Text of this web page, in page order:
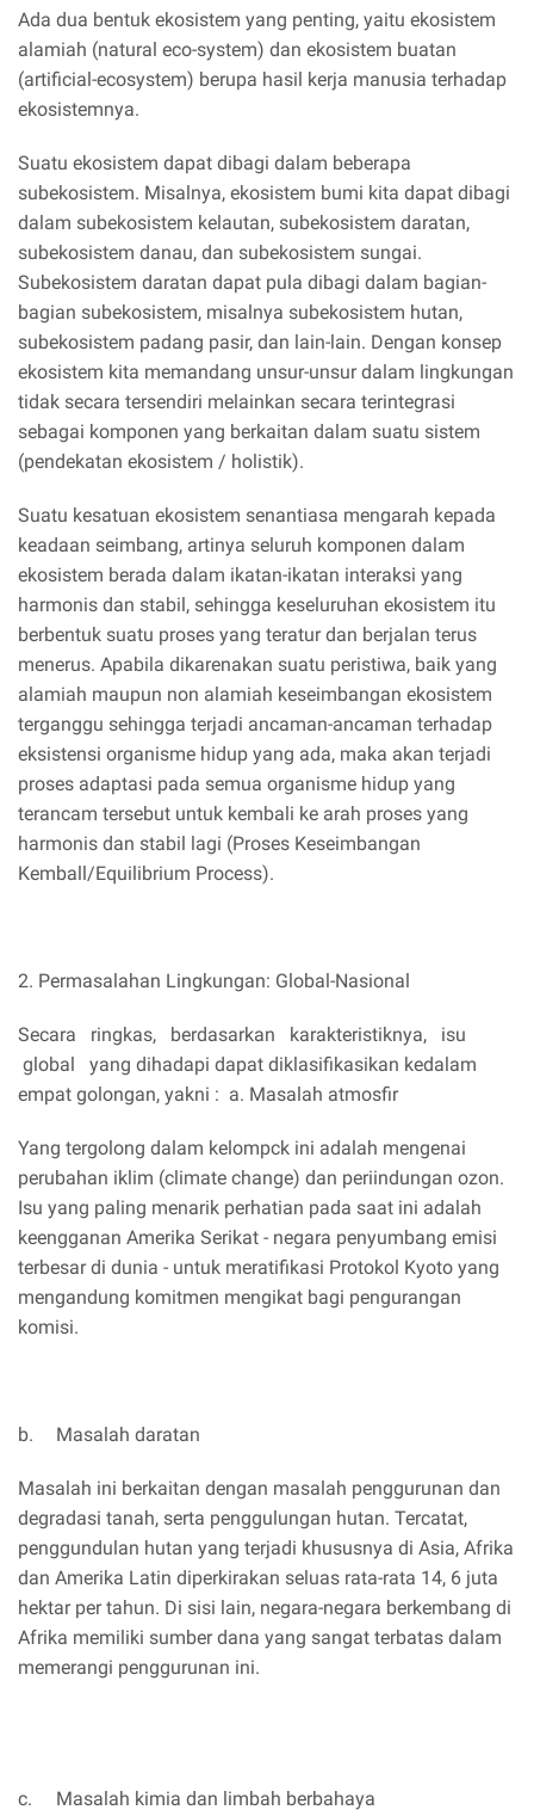
Ada dua bentuk ekosistem yang penting, yaitu ekosistem
alamiah (natural eco-system) dan ekosistem buatan
(artificial-ecosystem) berupa hasil kerja manusia terhadap
ekosistemnya.
Suatu ekosistem dapat dibagi dalam beberapa
subekosistem. Misalnya, ekosistem bumi kita dapat dibagi
dalam subekosistem kelautan, subekosistem daratan,
subekosistem danau, dan subekosistem sungai.
Subekosistem daratan dapat pula dibagi dalam bagian-
bagian subekosistem, misalnya subekosistem hutan,
subekosistem padang pasir, dan lain-lain. Dengan konsep
ekosistem kita memandang unsur-unsur dalam lingkungan
tidak secara tersendiri melainkan secara terintegrasi
sebagai komponen yang berkaitan dalam suatu sistem
(pendekatan ekosistem / holistik).
Suatu kesatuan ekosistem senantiasa mengarah kepada
keadaan seimbang, artinya seluruh komponen dalam
ekosistem berada dalam ikatan-ikatan interaksi yang
harmonis dan stabil, sehingga keseluruhan ekosistem itu
berbentuk suatu proses yang teratur dan berjalan terus
menerus. Apabila dikarenakan suatu peristiwa, baik yang
alamiah maupun non alamiah keseimbangan ekosistem
terganggu sehingga terjadi ancaman-ancaman terhadap
eksistensi organisme hidup yang ada, maka akan terjadi
proses adaptasi pada semua organisme hidup yang
terancam tersebut untuk kembali ke arah proses yang
harmonis dan stabil lagi (Proses Keseimbangan
Kemball/Equilibrium Process).
2. Permasalahan Lingkungan: Global-Nasional
Secara ringkas, berdasarkan karakteristiknya, isu
global yang dihadapi dapat diklasifikasikan kedalam
empat golongan, yakni : a. Masalah atmosfir
Yang tergolong dalam kelompck ini adalah mengenai
perubahan iklim (climate change) dan periindungan ozon.
Isu yang paling menarik perhatian pada saat ini adalah
keengganan Amerika Serikat - negara penyumbang emisi
terbesar di dunia - untuk meratifikasi Protokol Kyoto yang
mengandung komitmen mengikat bagi pengurangan
komisi.
b. Masalah daratan
Masalah ini berkaitan dengan masalah penggurunan dan
degradasi tanah, serta penggulungan hutan. Tercatat,
penggundulan hutan yang terjadi khususnya di Asia, Afrika
dan Amerika Latin diperkirakan seluas rata-rata 14, 6 juta
hektar per tahun. Di sisi lain, negara-negara berkembang di
Afrika memiliki sumber dana yang sangat terbatas dalam
memerangi penggurunan ini.
c. Masalah kimia dan limbah berbahaya